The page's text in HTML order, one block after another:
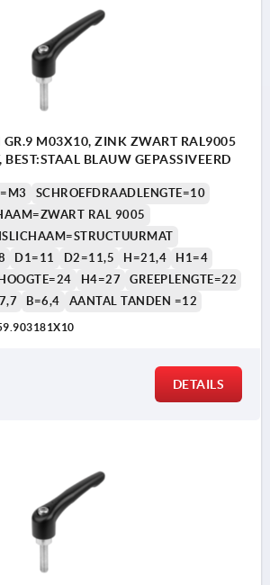
GR.9 M03X10, ZINK ZWART RAL9005
BEST:STAAL BLAUW GEPASSIVEERD
SCHROEFDRAADLENGTE=10
RAL 9005
D1=11 D2=11,5 H=21,4
H1=4
H4=27
GREEPLENGTE=22
B=6,4 AANTAL TANDEN =12
DETAILS